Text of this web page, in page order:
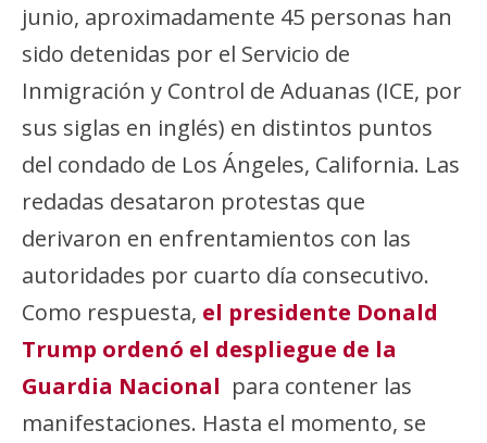
junio, aproximadamente 45 personas han
sido detenidas por el Servicio de
Inmigración y Control de Aduanas (ICE, por
sus siglas en inglés) en distintos puntos
del condado de Los Ángeles, California. Las
redadas desataron protestas que
derivaron en enfrentamientos con las
autoridades por cuarto día consecutivo.
Como respuesta, el presidente Donald
Trump ordenó el despliegue de la
Guardia Nacional para contener las
manifestaciones. Hasta el momento, se